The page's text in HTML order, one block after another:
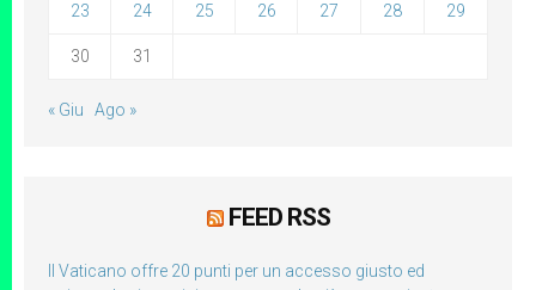
23 24 25 26 27 28 29
30 31
« Giu Ago »
FEED RSS
Il Vaticano offre 20 punti per un accesso giusto ed